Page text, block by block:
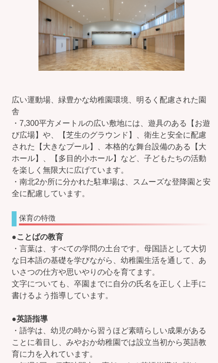
広い運動場、緑豊かな幼稚園環境、明るく配慮された園
舎
・7,300平方メートルの広い敷地には、遊具のある【お遊
び広場】や、【芝生のグラウンド】、衛生と安全に配慮
された【大きなプール】、本格的な舞台設備のある【大
ホール】、【多目的小ホール】など、子どもたちの活動
を楽しく無限大に広げています。
・南北2か所に分かれた駐車場は、スムーズな登降園と安
全に配慮しています。
保育の特徴
●ことばの教育
・言葉は、すべての学問の土台です。母国語として大切
な日本語の基礎を学びながら、幼稚園生活を通して、あ
いさつの仕方や思いやりの心を育てます。
文字についても、卒園までに自分の氏名を正しく上手に
書けるよう指導しています。
●英語指導
・語学は、幼児の時から習うほど素晴らしい成果がある
ことに着目し、みやおか幼稚園では設立当初から英語教
育に力を入れています。